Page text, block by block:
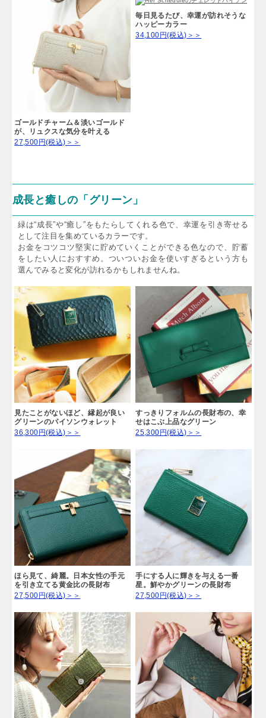
ゴールドチャーム＆淡いゴールド
が、リュクスな気分を叶える
27,500円(税込)＞＞
毎日見るたび、幸運が訪れそうな
ハッピーカラー
34,100円(税込)＞＞
成長と癒しの「グリーン」
緑は“成長”や“癒し”をもたらしてくれる色で、幸運を引き寄せる
として注目を集めているカラーです。
お金をコツコツ堅実に貯めていくことができる色なので、貯蓄
をしたい人におすすめ。ついついお金を使いすぎるという方も
選んでみると変化が訪れるかもしれませんね。
見たことがないほど、縁起が良い
グリーンのパイソンウォレット
36,300円(税込)＞＞
すっきりフォルムの長財布の、幸
せはこぶ上品なグリーン
25,300円(税込)＞＞
ほら見て、綺麗。日本女性の手元
を引き立てる黄金比の長財布
27,500円(税込)＞＞
手にする人に輝きを与える一番
星。鮮やかグリーンの長財布
27,500円(税込)＞＞